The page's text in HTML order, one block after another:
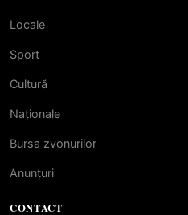
Locale
Sport
Cultură
Naționale
Bursa zvonurilor
Anunțuri
CONTACT